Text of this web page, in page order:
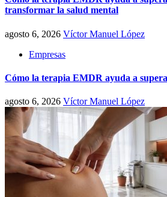
transformar la salud mental
agosto 6, 2026 Víctor Manuel López
Empresas
Cómo la terapia EMDR ayuda a
agosto 6, 2026 Víctor Manuel López